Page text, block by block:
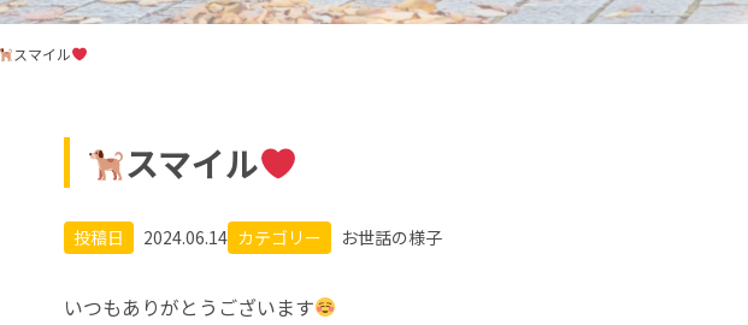
スマイル
スマイル
投稿日 2024.06.14 カテゴリー お世話の様子
いつもありがとうございます